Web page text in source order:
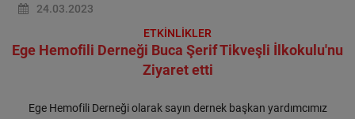
24.03.2023
ETKİNLİKLER
Ege Hemofili Derneği Buca Şerif Tikveşli İlkokulu'nu
Ziyaret etti
Ege Hemofili Derneği olarak sayın dernek başkan yardımcımız